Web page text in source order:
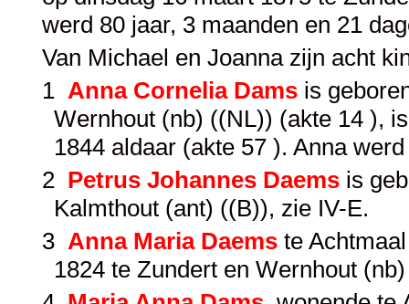
werd 80 jaar, 3 maanden en 21
Van Michael en Joanna zijn acht
1 Anna Cornelia Dams is
Wernhout (nb) ((NL)) (akte 14 ),
1844 aldaar (akte 57 ). Anna
2 Petrus Johannes Daems is
Kalmthout (ant) ((B)), zie IV-E.
3 Anna Maria Daems te
1824 te Zundert en Wernhout